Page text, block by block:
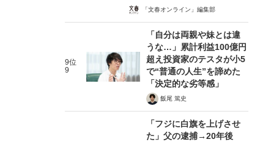
「文春オンライン」編集部
9位
9
「自分は両親や妹とは違
うな…」累計利益100億円
超え投資家のテスタが小5
で“普通の人生”を諦めた
「決定的な劣等感」
飯尾 篤史
「フジに白旗を上げさせ
た」父の逮捕→20年後